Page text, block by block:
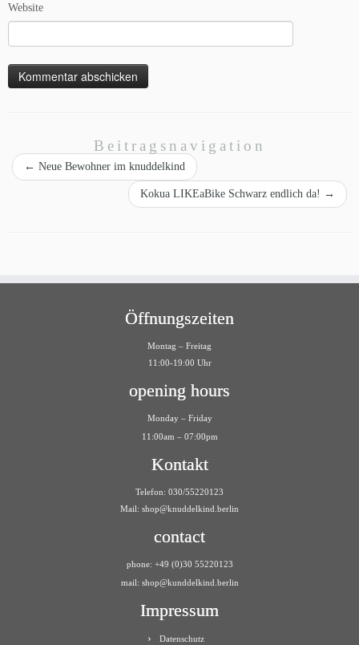
Website
Beitragsnavigation
← Neue Bewohner im knuddelkind
Kokua LIKEaBike Schwarz endlich da! →
Öffnungszeiten
Montag – Freitag
11:00-19:00 Uhr
opening hours
Monday – Friday
11:00am – 07:00pm
Kontakt
Telefon: 030/55220123
Mail: shop@knuddelkind.berlin
contact
phone: +49 (0)30 55220123
mail: shop@kunddelkind.berlin
Impressum
Datenschutz